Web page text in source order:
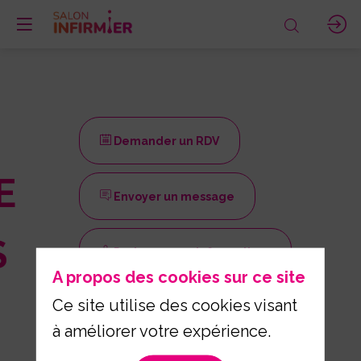
Demander un RDV
Envoyer un message
Partager mes informations
A propos des cookies sur ce site
Ce site utilise des cookies visant
à améliorer votre expérience.